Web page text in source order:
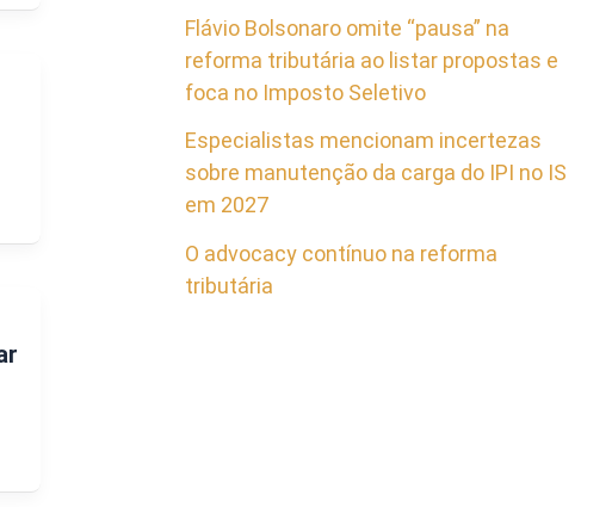
Flávio Bolsonaro omite “pausa” na
reforma tributária ao listar propostas e
foca no Imposto Seletivo
Especialistas mencionam incertezas
sobre manutenção da carga do IPI no IS
em 2027
O advocacy contínuo na reforma
tributária